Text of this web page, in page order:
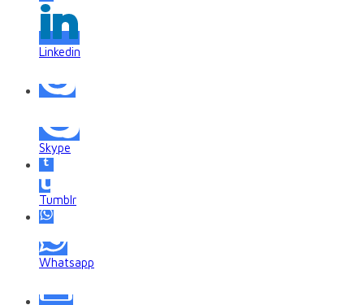
Linkedin
Skype
Tumblr
Whatsapp